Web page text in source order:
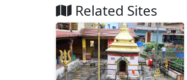
Related Sites